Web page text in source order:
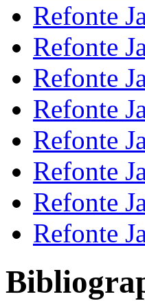
Refonte
Refonte
Refonte
Refonte
Refonte
Refonte
Refonte
Refonte